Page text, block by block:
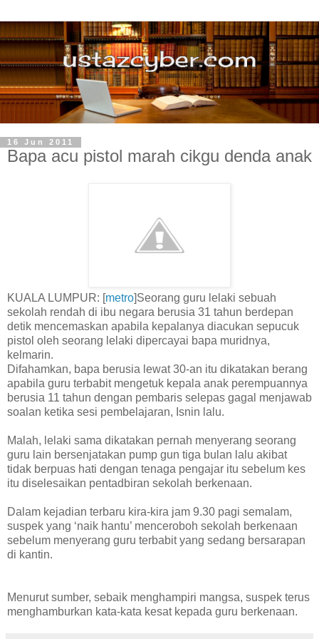
16 Jun 2011
Bapa acu pistol marah cikgu denda anak
KUALA LUMPUR: [metro]Seorang guru lelaki sebuah
sekolah rendah di ibu negara berusia 31 tahun berdepan
detik mencemaskan apabila kepalanya diacukan sepucuk
pistol oleh seorang lelaki dipercayai bapa muridnya,
kelmarin.
Difahamkan, bapa berusia lewat 30-an itu dikatakan berang
apabila guru terbabit mengetuk kepala anak perempuannya
berusia 11 tahun dengan pembaris selepas gagal menjawab
soalan ketika sesi pembelajaran, Isnin lalu.
Malah, lelaki sama dikatakan pernah menyerang seorang
guru lain bersenjatakan pump gun tiga bulan lalu akibat
tidak berpuas hati dengan tenaga pengajar itu sebelum kes
itu diselesaikan pentadbiran sekolah berkenaan.
Dalam kejadian terbaru kira-kira jam 9.30 pagi semalam,
suspek yang ‘naik hantu’ menceroboh sekolah berkenaan
sebelum menyerang guru terbabit yang sedang bersarapan
di kantin.
Menurut sumber, sebaik menghampiri mangsa, suspek terus
menghamburkan kata-kata kesat kepada guru berkenaan.